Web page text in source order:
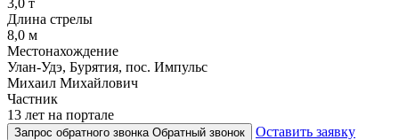
3,0 т
Длина стрелы
8,0 м
Местонахождение
Улан-Удэ, Бурятия, пос. Импульс
Михаил Михайлович
Частник
13 лет на портале
Запрос обратного звонка Обратный звонок Оставить заявку